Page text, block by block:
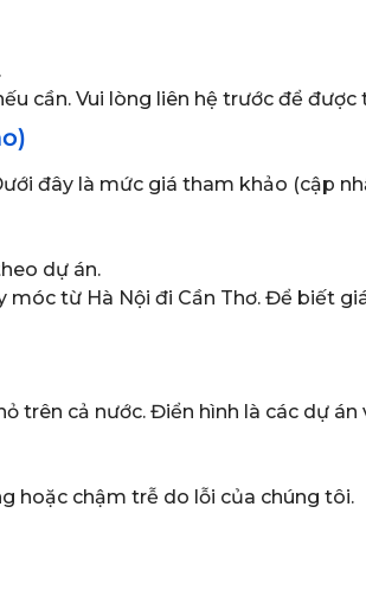
cần. Vui lòng liên hệ trước để được
đây là mức giá tham khảo (cập
dự án.
từ Hà Nội đi Cần Thơ. Để biết
trên cả nước. Điển hình là các dự
hoặc chậm trễ do lỗi của chúng tôi.